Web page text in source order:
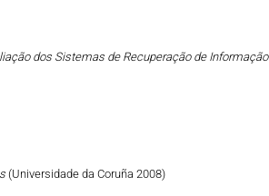
dos Sistemas de Recuperação de Informação
(Universidade da Coruña 2008)